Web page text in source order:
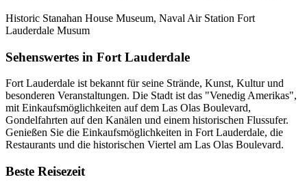
Historic Stanahan House Museum, Naval Air Station Fort
Lauderdale Musum
Sehenswertes in Fort Lauderdale
Fort Lauderdale ist bekannt für seine Strände, Kunst, Kultur und
besonderen Veranstaltungen. Die Stadt ist das "Venedig Amerikas",
mit Einkaufsmöglichkeiten auf dem Las Olas Boulevard,
Gondelfahrten auf den Kanälen und einem historischen Flussufer.
Genießen Sie die Einkaufsmöglichkeiten in Fort Lauderdale, die
Restaurants und die historischen Viertel am Las Olas Boulevard.
Beste Reisezeit